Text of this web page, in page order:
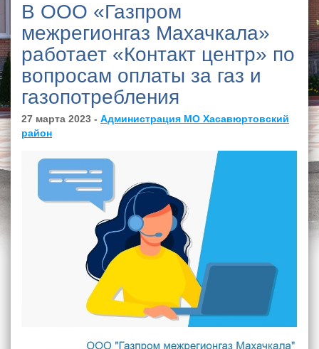
В ООО «Газпром
межрегионгаз Махачкала»
работает «Контакт центр» по
вопросам оплаты за газ и
газопотребления
27 марта 2023 - Администрация МО Хасавюртовский
район